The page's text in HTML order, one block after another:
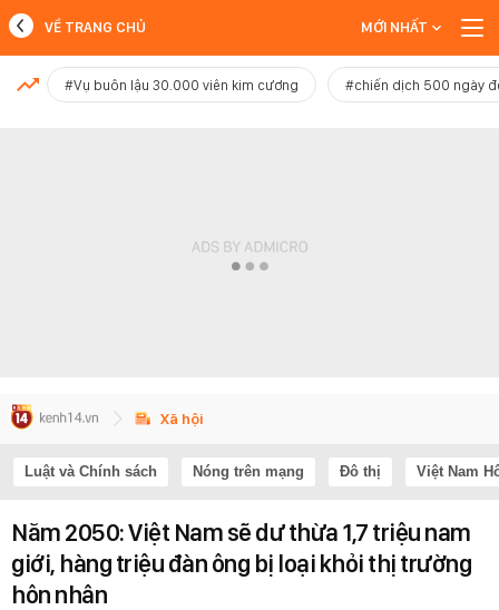
MỚI NHẤT
VỀ TRANG CHỦ MỚI NHẤT
#Vụ buôn lậu 30.000 viên kim cương #chiến dịch 500 ngày
Xã hội
Luật và Chính sách Nóng trên mạng Đô thị Việt Nam
Năm 2050: Việt Nam sẽ dư thừa 1,7 triệu nam
giới, hàng triệu đàn ông bị loại khỏi thị trường
hôn nhân